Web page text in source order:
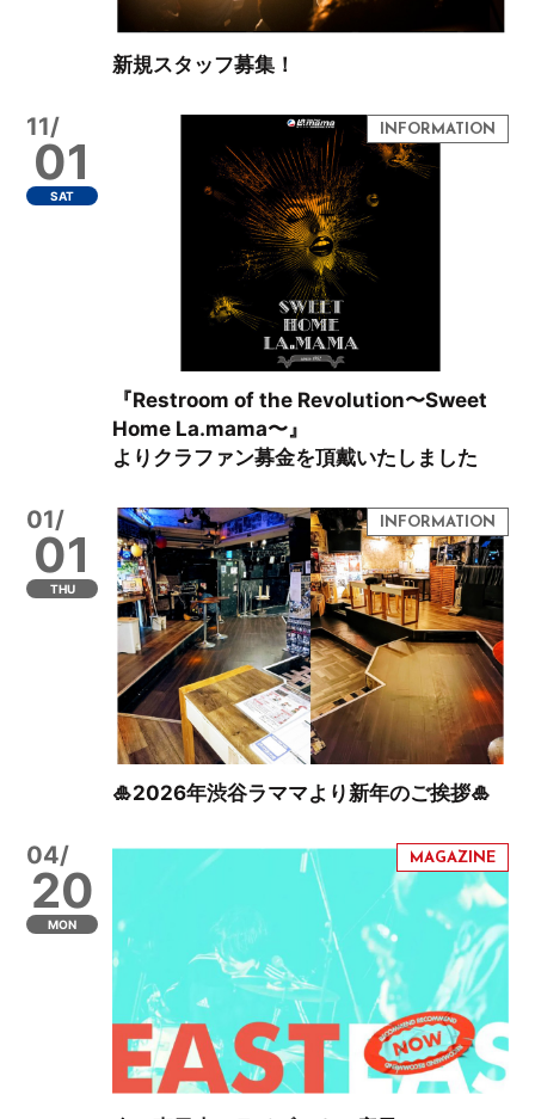
新規スタッフ募集！
11/
01
SAT
『Restroom of the Revolution〜Sweet
Home La.mama〜』
よりクラファン募金を頂戴いたしました
01/
01
THU
🎍2026年渋谷ラママより新年のご挨拶🎍
04/
20
MON